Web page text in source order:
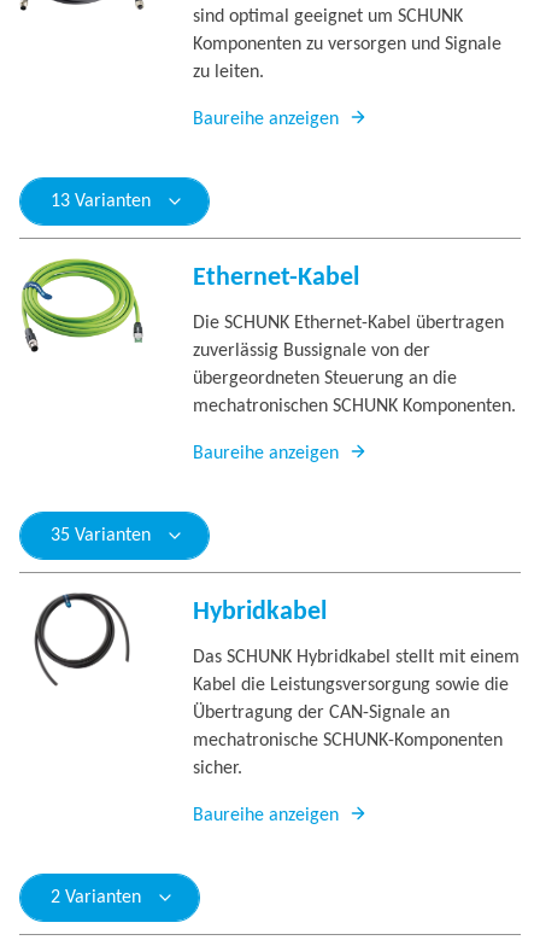
sind optimal geeignet um SCHUNK
Komponenten zu versorgen und Signale
zu leiten.
Baureihe anzeigen
13 Varianten
Ethernet-Kabel
Die SCHUNK Ethernet-Kabel übertragen
zuverlässig Bussignale von der
übergeordneten Steuerung an die
mechatronischen SCHUNK Komponenten.
Baureihe anzeigen
35 Varianten
Hybridkabel
Das SCHUNK Hybridkabel stellt mit einem
Kabel die Leistungsversorgung sowie die
Übertragung der CAN-Signale an
mechatronische SCHUNK-Komponenten
sicher.
Baureihe anzeigen
2 Varianten